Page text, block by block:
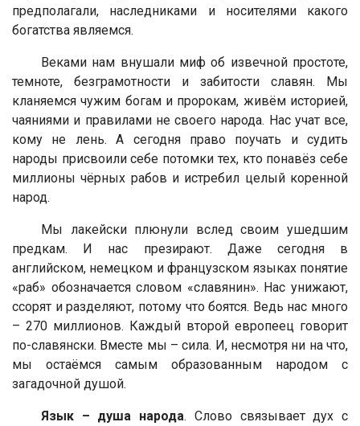
предполагали, наследниками и носителями какого
богатства являемся.
Веками нам внушали миф об извечной простоте,
темноте, безграмотности и забитости славян. Мы
кланяемся чужим богам и пророкам, живём историей,
чаяниями и правилами не своего народа. Нас учат все,
кому не лень. А сегодня право поучать и судить
народы присвоили себе потомки тех, кто понавёз себе
миллионы чёрных рабов и истребил целый коренной
народ.
Мы лакейски плюнули вслед своим ушедшим
предкам. И нас презирают. Даже сегодня в
английском, немецком и французском языках понятие
«раб» обозначается словом «славянин». Нас унижают,
ссорят и разделяют, потому что боятся. Ведь нас много
– 270 миллионов. Каждый второй европеец говорит
по-славянски. Вместе мы – сила. И, несмотря ни на что,
мы остаёмся самым образованным народом с
загадочной душой.
Язык – душа народа. Слово связывает дух с